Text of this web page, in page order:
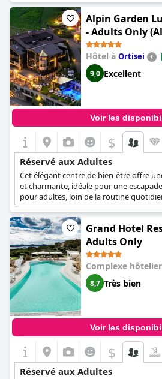
cherchent à se détendre et à
l'éloge de l'excellence du complexe
qui en fait une destination de choix
Dans l'ensemble, le Borgobrufa Spa
destination incontournable pour les
une escapade raffinée et rajeunissante.
Alpin Garden
- Adults Only
Maison & SPA -
Hôtel à Ortisei
9,0 Excellent
Voir les
$
Réservé aux Adultes
Cet élégant centre de bien-être offre
et charmante, idéale pour une
pour adultes, loin de la routine
pour les couples et les escapades
relaxation et de rajeunissement, cet
de spa, d'une piscine intérieure et de
montagnes qui feront chavirer le cœur
enfants, quel que soit leur âge, ne
l'hôtel.
Grand Hotel
Adults Only
Complexe
8,7 Très bien
Voir les
$
Réservé aux Adultes